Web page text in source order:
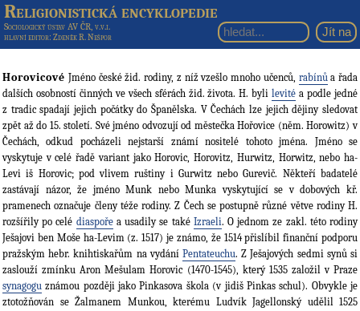
Religionistická encyklopedie
Sociologický ústav AV ČR, v.v.i.
hlavní editor: Zdeněk R. Nešpor
Horovicové Jméno české žid. rodiny, z níž vzešlo mnoho učenců, rabínůa řada
dalších osobností činných ve všech sférách žid. života. H. bylilevité a podle jedné
z tradic spadají jejich počátky do Španělska. V Čechách lze jejich dějiny sledovat
zpět až do 15. století. Své jméno odvozují od městečka Hořovice (něm. Horowitz) v
Čechách, odkud pocházeli nejstarší známí nositelé tohoto jména. Jméno se
vyskytuje v celé řadě variant jako Horovic, Horovitz, Hurwitz, Horwitz, nebo ha-
Levi iš Horovic; pod vlivem ruštiny i Gurwitz nebo Gurevič. Někteří badatelé
zastávají názor, že jméno Munk nebo Munka vyskytující se v dobových kř.
pramenech označuje členy téže rodiny. Z Čech se postupně různé větve rodiny H.
rozšířily po celé diaspořea usadily se také Izraeli. O jednom ze zakl. této rodiny
Ješajovi ben Moše ha-Levim (z. 1517) je známo, že 1514 přislíbil finanční podporu
pražským hebr. knihtiskařům na vydání Pentateuchu. Z Ješajových sedmi synů si
zaslouží zmínku Aron Mešulam Horovic (1470-1545), který 1535 založil v Praze
synagogu známou později jako Pinkasova škola (v jidiš Pinkas schul). Obvykle je
ztotožňován se Žalmanem Munkou, kterému Ludvík Jagellonský udělil 1525